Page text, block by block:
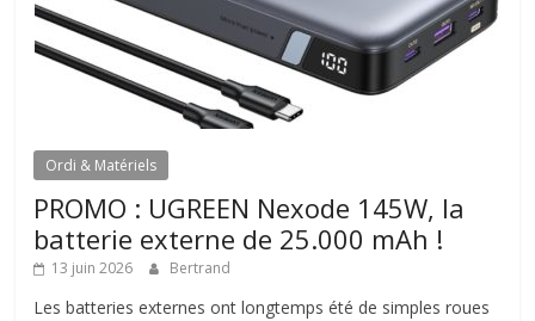
Ordi & Matériels
PROMO : UGREEN Nexode 145W, la
batterie externe de 25.000 mAh !
13 juin 2026 Bertrand
Les batteries externes ont longtemps été de simples roues